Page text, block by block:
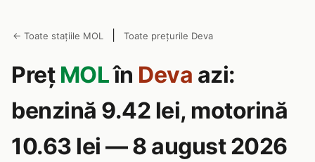
← Toate stațiile MOL Toate prețurile Deva
Preț MOLîn Deva azi:
benzină 9.42 lei, motorină
10.63 lei — 8 august 2026